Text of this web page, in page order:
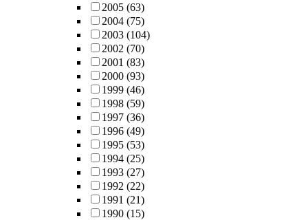
2005 (63)
2004 (75)
2003 (104)
2002 (70)
2001 (83)
2000 (93)
1999 (46)
1998 (59)
1997 (36)
1996 (49)
1995 (53)
1994 (25)
1993 (27)
1992 (22)
1991 (21)
1990 (15)